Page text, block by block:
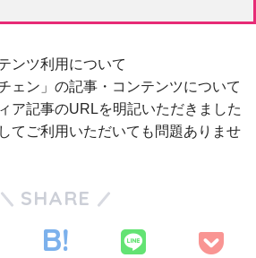
ンツ利用について
ェン」の記事・コンテンツについて
ア記事のURLを明記いただきました
てご利用いただいても問題ありませ
SHARE